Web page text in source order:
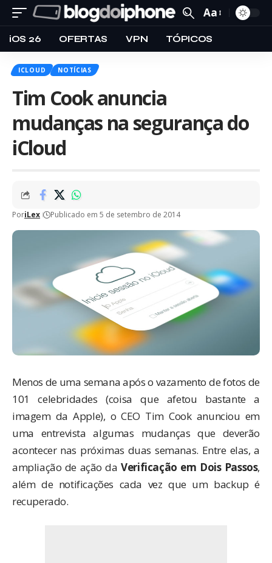
Aa
iOS 26 OFERTAS VPN TÓPICOS
ICLOUD NOTÍCIAS
Tim Cook anuncia
mudanças na segurança do
iCloud
PoriLex Publicado em 5 de setembro de 2014
Menos de uma semana após o vazamento de fotos de
101 celebridades (coisa que afetou bastante a
imagem da Apple), o CEO Tim Cook anunciou em
uma entrevista algumas mudanças que deverão
acontecer nas próximas duas semanas. Entre elas, a
ampliação de ação daVerificação em Dois Passos,
além de notificações cada vez que um backup é
recuperado.